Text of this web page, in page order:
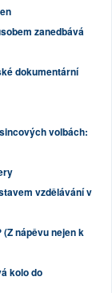
zanedbává
dokumentární
volbách:
vzdělávání v
(Z nápěvu nejen k
kolo do